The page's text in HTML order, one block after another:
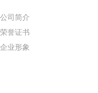
公司简介
荣誉证书
企业形象